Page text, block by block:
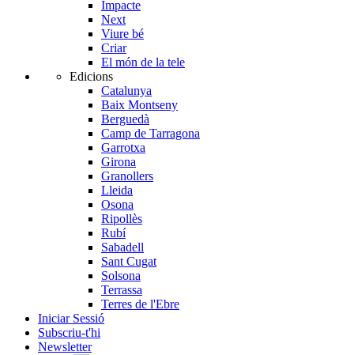
Impacte
Next
Viure bé
Criar
El món de la tele
Edicions
Catalunya
Baix Montseny
Berguedà
Camp de Tarragona
Garrotxa
Girona
Granollers
Lleida
Osona
Ripollès
Rubí
Sabadell
Sant Cugat
Solsona
Terrassa
Terres de l'Ebre
Iniciar Sessió
Subscriu-t'hi
Newsletter